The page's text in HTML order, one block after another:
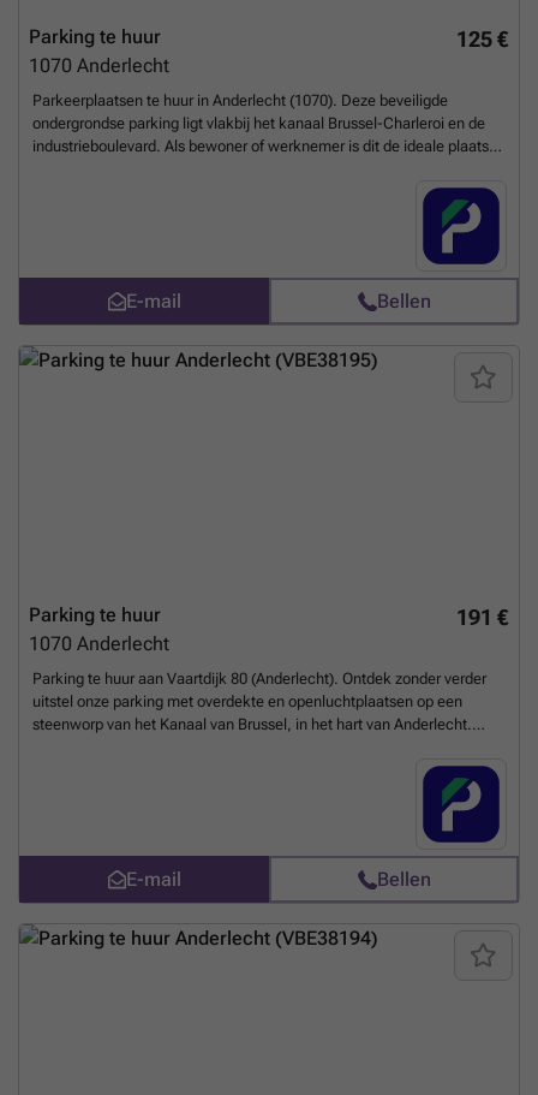
125 €
Parking te huur
1070 Anderlecht
Parkeerplaatsen te huur in Anderlecht (1070). Deze beveiligde
ondergrondse parking ligt vlakbij het kanaal Brussel-Charleroi en de
industrieboulevard. Als bewoner of werknemer is dit de ideale plaats
aarzel dan niet om nu uw plaats te reserveren op onze website. Prijs
van een maandelijks abonnement nacht en weekend: 39€. U kunt uw
%20anderlecht/digue-du-canal-109-1070-anderlecht-3088?
utm_source=ubiflow&utm_medium=referral&utm_campaign=parking
_listing&utm_content=be
E-mail Bellen
191 €
Parking te huur
1070 Anderlecht
Parking te huur aan Vaartdijk 80 (Anderlecht). Ontdek zonder verder
uitstel onze parking met overdekte en openluchtplaatsen op een
steenworp van het Kanaal van Brussel, in het hart van Anderlecht.
gemakkelijk toegang tot het openbaar vervoer (bussen 73, 74, 78 en
49). Reserveer uw plaats nu en parkeer zonder moeite, op elk
moment! U kunt uw parkeerplaats direct boeken op de volgende link:
E-mail Bellen